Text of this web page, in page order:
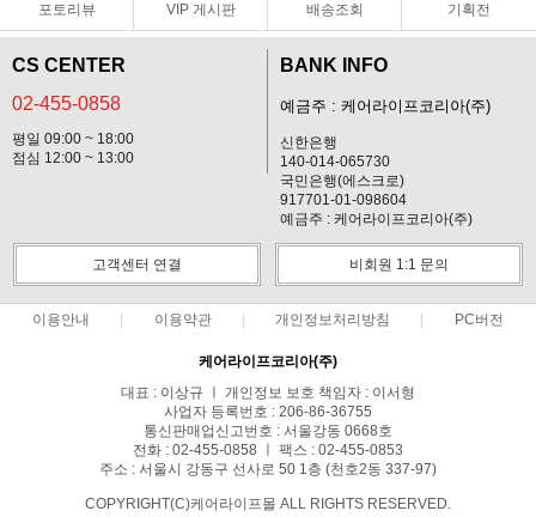
포토리뷰 VIP 게시판 배송조회 기획전
CS CENTER
02-455-0858
평일 09:00 ~ 18:00
점심 12:00 ~ 13:00
BANK INFO
예금주 : 케어라이프코리아(주)
신한은행
140-014-065730
국민은행(에스크로)
917701-01-098604
예금주 : 케어라이프코리아(주)
고객센터 연결 비회원 1:1 문의
이용안내 이용약관 개인정보처리방침 PC버전
케어라이프코리아(주)
대표 : 이상규 ㅣ 개인정보 보호 책임자 : 이서형
사업자 등록번호 : 206-86-36755
통신판매업신고번호 : 서울강동 0668호
전화 : 02-455-0858 ㅣ 팩스 : 02-455-0853
주소 : 서울시 강동구 선사로 50 1층 (천호2동 337-97)
COPYRIGHT(C)케어라이프몰 ALL RIGHTS RESERVED.